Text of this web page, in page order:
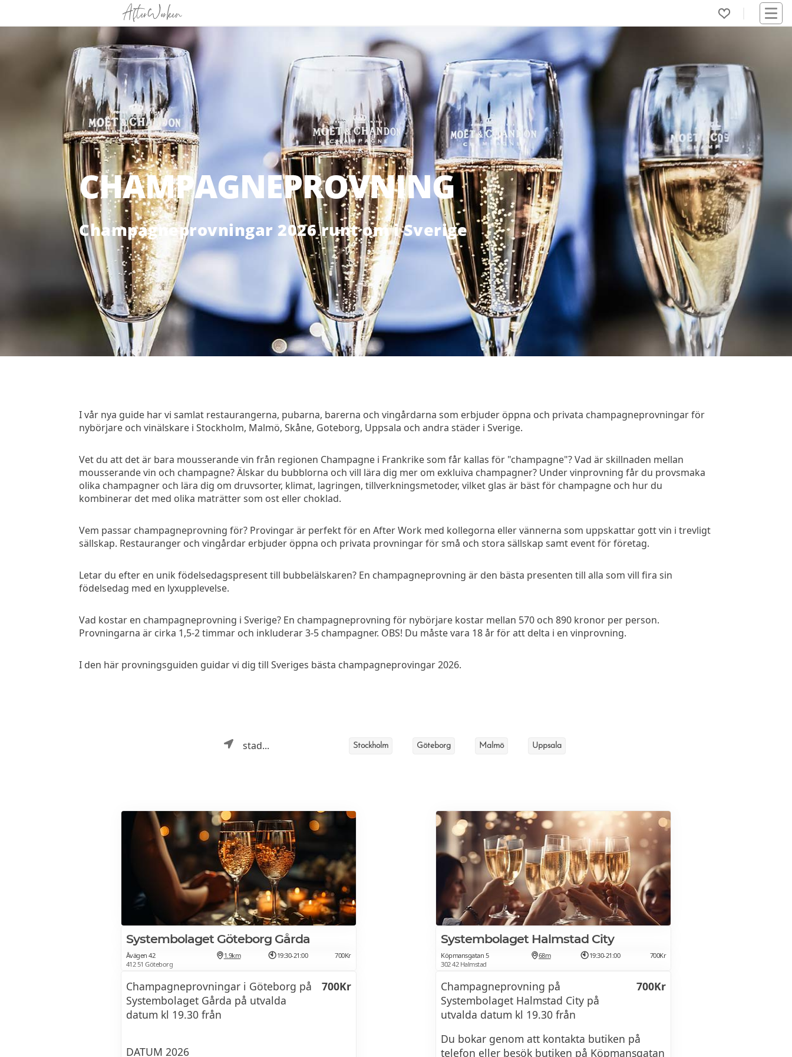
CHAMPAGNEPROVNING
Champagneprovningar 2026 runt om i Sverige
I vår nya guide har vi samlat restaurangerna, pubarna, barerna och vingårdarna som erbjuder öppna och privata champagneprovningar för
nybörjare och vinälskare i Stockholm, Malmö, Skåne, Goteborg, Uppsala och andra städer i Sverige.
Vet du att det är bara mousserande vin från regionen Champagne i Frankrike som får kallas för "champagne"? Vad är skillnaden mellan
mousserande vin och champagne? Älskar du bubblorna och vill lära dig mer om exkluiva champagner? Under vinprovning får du provsmaka
olika champagner och lära dig om druvsorter, klimat, lagringen, tillverkningsmetoder, vilket glas är bäst för champagne och hur du
kombinerar det med olika maträtter som ost eller choklad.
Vem passar champagneprovning för? Provingar är perfekt för en After Work med kollegorna eller vännerna som uppskattar gott vin i trevligt
sällskap. Restauranger och vingårdar erbjuder öppna och privata provningar för små och stora sällskap samt event för företag.
Letar du efter en unik födelsedagspresent till bubbelälskaren? En champagneprovning är den bästa presenten till alla som vill fira sin
födelsedag med en lyxupplevelse.
Vad kostar en champagneprovning i Sverige? En champagneprovning för nybörjare kostar mellan 570 och 890 kronor per person.
Provningarna är cirka 1,5-2 timmar och inkluderar 3-5 champagner. OBS! Du måste vara 18 år för att delta i en vinprovning.
I den här provningsguiden guidar vi dig till Sveriges bästa champagneprovingar 2026.
stad... Stockholm Göteborg Malmö Uppsala
Systembolaget Göteborg Gårda
Åvägen 42
412 51 Göteborg
1.9km 19:30-21:00 700Kr
Champagneprovningar i Göteborg på
Systembolaget Gårda på utvalda
datum kl 19.30 från
700Kr
DATUM 2026
Systembolaget Halmstad City
Köpmansgatan 5
302 42 Halmstad
68m 19:30-21:00 700Kr
Champagneprovning på
Systembolaget Halmstad City på
utvalda datum kl 19.30 från
700Kr
Du bokar genom att kontakta butiken på
telefon eller besök butiken på Köpmansgatan